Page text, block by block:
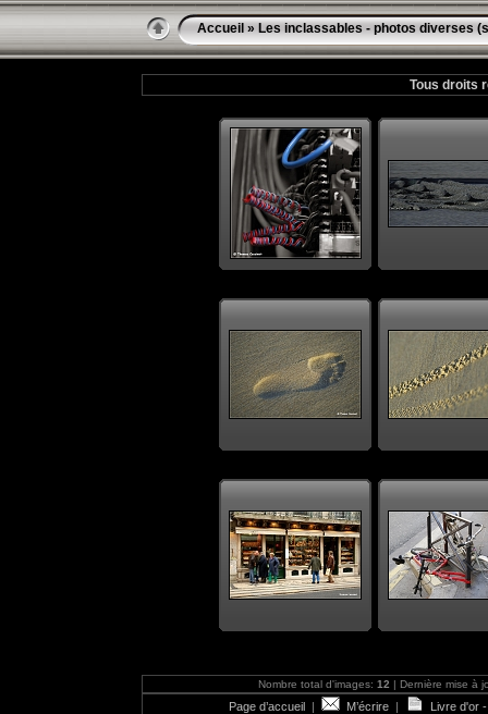
Accueil » Les inclassables - photos diverses
Tous droits
Nombre total d'images: 12 | Dernière mise à
Page d’accueil | M’écrire | Livre d'or